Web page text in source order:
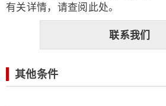
有关详情，请查阅此处。
联系我们
其他条件